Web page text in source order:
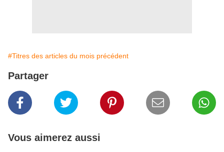
#Titres des articles du mois précédent
Partager
Vous aimerez aussi